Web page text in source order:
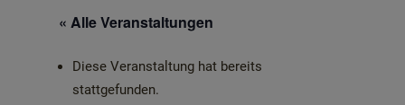
« Alle Veranstaltungen
Diese Veranstaltung hat bereits
stattgefunden.